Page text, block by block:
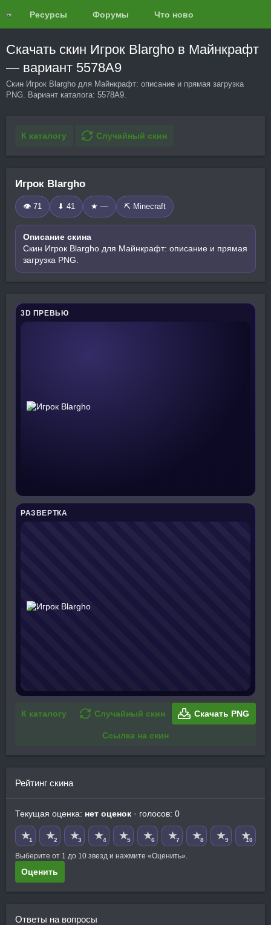
Ресурсы Форумы Что нового?
Скачать скин Игрок Blargho в Майнкрафт
— вариант 5578A9
Скин Игрок Blargho для Майнкрафт: описание и прямая загрузка
PNG. Вариант каталога: 5578A9.
К каталогу Случайный скин
Игрок Blargho
👁 71 ⬇ 41 ★ — ⛏️ Minecraft
Описание скина
Скин Игрок Blargho для Майнкрафт: описание и прямая
загрузка PNG.
3D ПРЕВЬЮ
РАЗВЕРТКА
К каталогу Случайный скин Скачать PNG
Ссылка на скин
Рейтинг скина
Текущая оценка: нет оценок · голосов: 0
★1 ★2 ★3 ★4 ★5 ★6 ★7 ★8 ★9 ★10
Выберите от 1 до 10 звезд и нажмите «Оценить».
Оценить
Ответы на вопросы